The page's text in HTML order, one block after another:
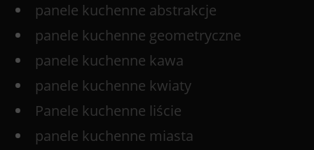
panele kuchenne abstrakcje
panele kuchenne geometryczne
panele kuchenne kawa
panele kuchenne kwiaty
Panele kuchenne liście
panele kuchenne miasta